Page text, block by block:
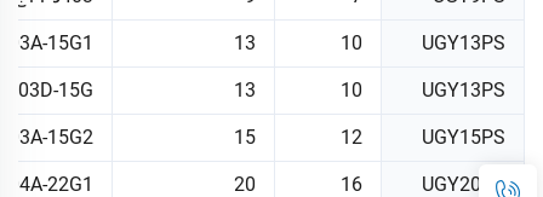
UGY13PS
10
13
15G1
UGY13PS
10
13
403D-15G
UGY15PS
12
15
15G2
UGY20PS
16
20
22G1